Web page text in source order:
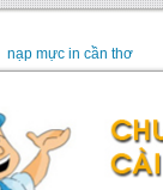
nạp mực in cần thơ